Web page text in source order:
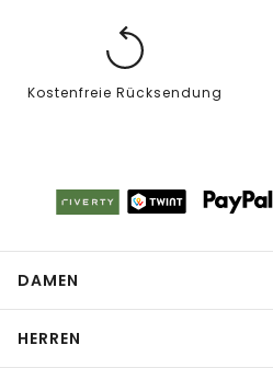
Kostenfreie Rücksendung
DAMEN
HERREN